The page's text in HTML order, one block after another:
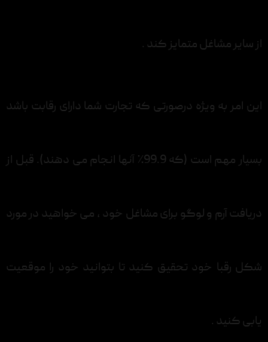
از سایر مشاغل متمایز کند .
این امر به ویژه درصورتی که تجارت شما دارای رقابت باشد
بسیار مهم است (که 99.9٪ آنها انجام می دهند). قبل از
دریافت آرم و لوگو برای مشاغل خود ، می خواهید در مورد
شکل رقبا خود تحقیق کنید تا بتوانید خود را موقعیت
یابی کنید .